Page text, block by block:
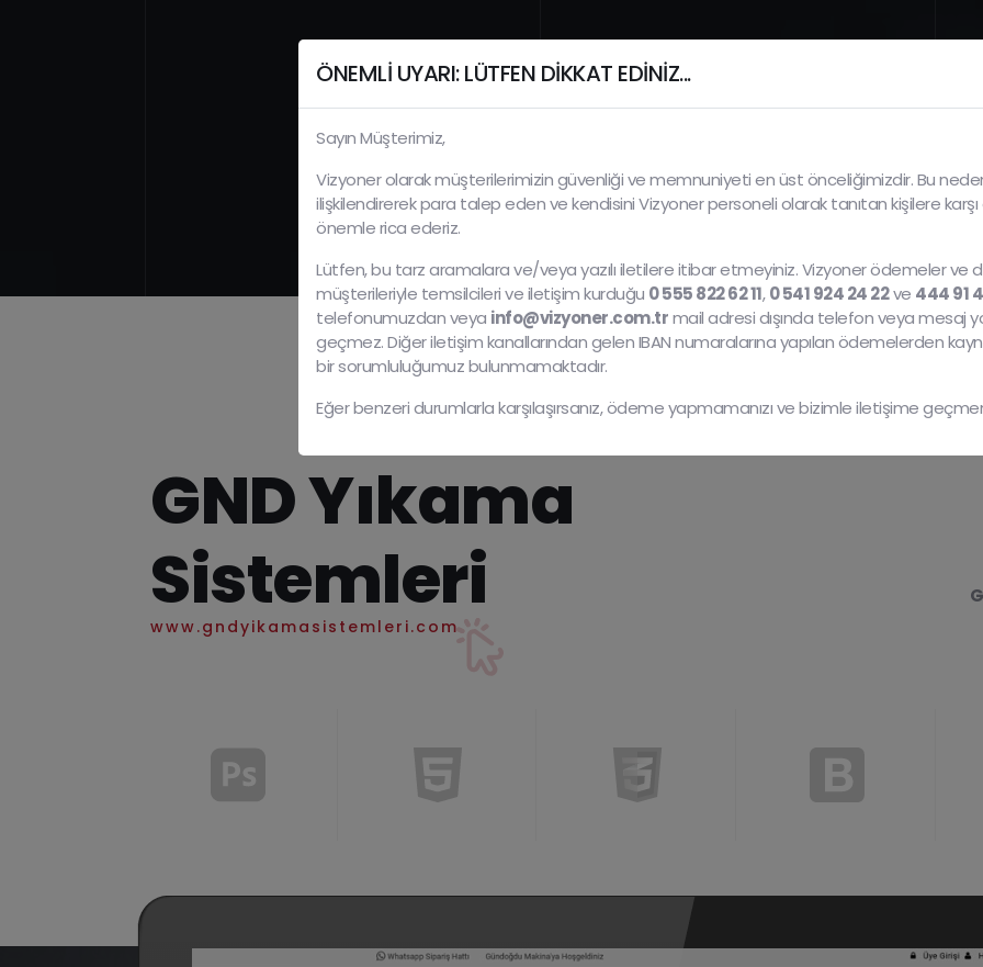
GND Yıkama
Sistemleri
www.gndyikamasistemleri.com
ÖNEMLİ UYARI: LÜTFEN DİKKAT EDİNİZ...
Sayın Müşterimiz,
Vizyoner olarak müşterilerimizin güvenliği ve memnuniyeti en üst önceliğimizdir. Bu
ilişkilendirerek para talep eden ve kendisini Vizyoner personeli olarak tanıtan kişilere karşı
önemle rica ederiz.
Lütfen, bu tarz aramalara ve/veya yazılı iletilere itibar etmeyiniz. Vizyoner ödemeler ve
müşterileriyle temsilcileri ve iletişim kurduğu 0 555 822 62 11,0 541 924 24 22ve 444 91
telefonumuzdan veya info@vizyoner.com.trmail adresi dışında telefon veya mesaj
geçmez. Diğer iletişim kanallarından gelen IBAN numaralarına yapılan ödemelerden
bir sorumluluğumuz bulunmamaktadır.
Eğer benzeri durumlarla karşılaşırsanız, ödeme yapmamanızı ve bizimle iletişime